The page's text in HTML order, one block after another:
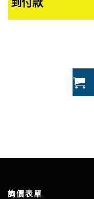
到付款
詢價表單